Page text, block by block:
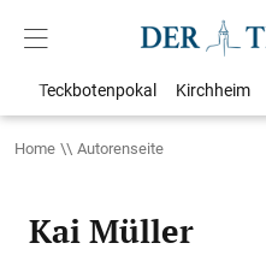
Teckbotenpokal Kirchheim
Home Autorenseite
Kai Müller